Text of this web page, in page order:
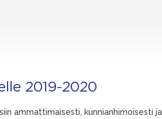
2019-2020
ammattimaisesti, kunnianhimoisesti ja